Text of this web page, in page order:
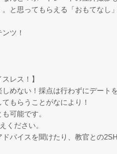
と思ってもらえる「おもてな
ツ！
レス！】
めない！採点は行わずにデート
もらうことがなにより！
可能です。
ください。
バイスを聞けたり、教官との